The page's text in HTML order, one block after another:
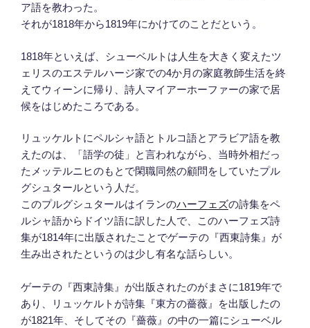
ア語を教わった。
それが1818年から1819年にかけてのことだという。
1818年といえば、シューベルトは人生を大きく変えたツ
ェリスのエステルハージ家での4か月の家庭教師生活を終
えてウィーンに帰り、詩人マイアーホーファーの家で居
候をはじめたころである。
リュッケルトにペルシャ語とトルコ語とアラビア語を教
えたのは、「語学の徒」と言われながら、当時外相だっ
たメッテルニヒのもとで閑職同然の顧問をしていたプル
グシュタールという人だ。
このプルグシュタールはイランのハーフェズの詩集をペ
ルシャ語からドイツ語に訳した人で、このハーフェズ詩
集が1814年に出版されたことでゲーテの『西東詩集』が
生み出されたというのは少し有名な話らしい。
ゲーテの『西東詩集』が出版されたのがまさに1819年で
あり、リュッケルトが詩集『東方の薔薇』を出版したの
が1821年、そしてその『薔薇』の中の一篇にシューベル